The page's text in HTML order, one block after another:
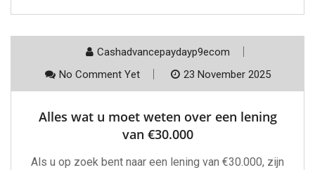
Cashadvancepaydayp9ecom
No Comment Yet
23 November 2025
Alles wat u moet weten over een lening
van €30.000
Als u op zoek bent naar een lening van €30.000, zijn